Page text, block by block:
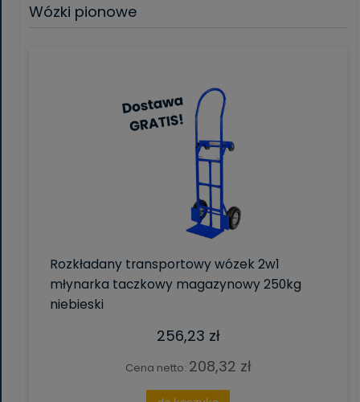
Wózki pionowe
Rozkładany transportowy wózek 2w1
młynarka taczkowy magazynowy 250kg
niebieski
256,23 zł
Cena netto: 208,32 zł